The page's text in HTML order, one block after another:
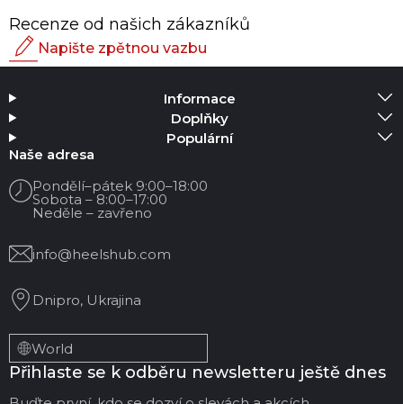
Recenze od našich zákazníků
Napište zpětnou vazbu
Přidat média
Vaše jméno
Váš email
Název recenze
Vaše zpětná vazba:
Informace
Doplňky
Populární
Naše adresa
Pondělí–pátek 9:00–18:00
Sobota – 8:00–17:00
Neděle – zavřeno
info@heelshub.com
Dnipro, Ukrajina
World
Přihlaste se k odběru newsletteru ještě dnes